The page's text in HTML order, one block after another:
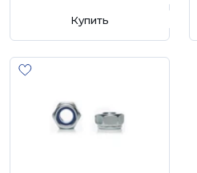
Купить